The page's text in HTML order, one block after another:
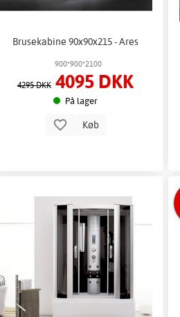
Brusekabine 90x90x215 - Ares
900*900*2100
4295 DKK 4095 DKK
På lager
Køb